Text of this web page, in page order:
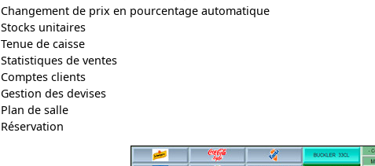
Changement de prix en pourcentage automatique
Stocks unitaires
Tenue de caisse
Statistiques de ventes
Comptes clients
Gestion des devises
Plan de salle
Réservation